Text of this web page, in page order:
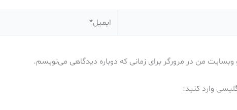
وبسایت من در مرورگر برای زمانی که دوباره دیدگاهی می‌نویسم.
وارد کنید: